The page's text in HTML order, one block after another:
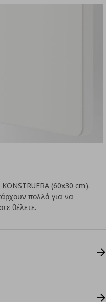
(60x30 cm).
πολλά για να
θέλετε.